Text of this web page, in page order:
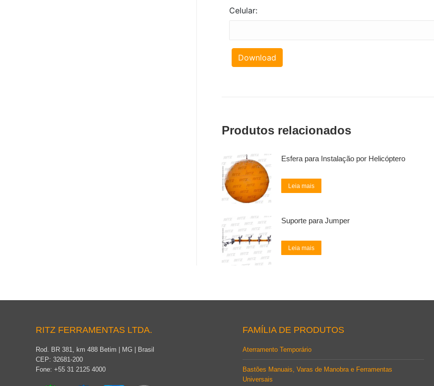
Celular:
Download
Produtos relacionados
Esfera para Instalação por Helicóptero
Leia mais
Suporte para Jumper
Leia mais
RITZ FERRAMENTAS LTDA.
Rod. BR 381, km 488 Betim | MG | Brasil
CEP: 32681-200
Fone: +55 31 2125 4000
FAMÍLIA DE PRODUTOS
Aterramento Temporário
Bastões Manuais, Varas de Manobra e Ferramentas
Universais